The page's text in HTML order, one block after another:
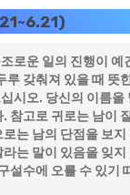
로운 일의 진행이 예
루 갖춰져 있을 때 뜻
시오. 당신의 이름을
참고로 귀로는 남이
는 남의 단점을 보
는 말이 있음을 잊지
설수에 오를 수 있기